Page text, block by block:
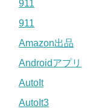
911
911
Amazon出品
Androidアプリ
AutoIt
AutoIt3